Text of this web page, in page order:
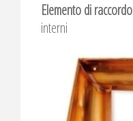
Elemento di raccordo
interni